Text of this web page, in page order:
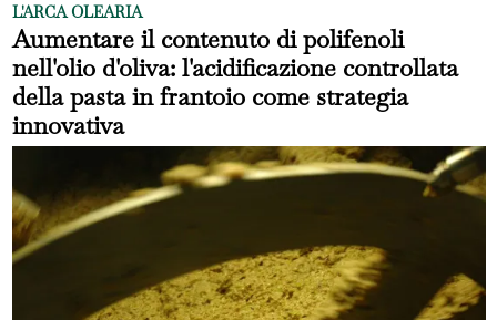
L'ARCA OLEARIA
Aumentare il contenuto di polifenoli
nell'olio d'oliva: l'acidificazione controllata
della pasta in frantoio come strategia
innovativa